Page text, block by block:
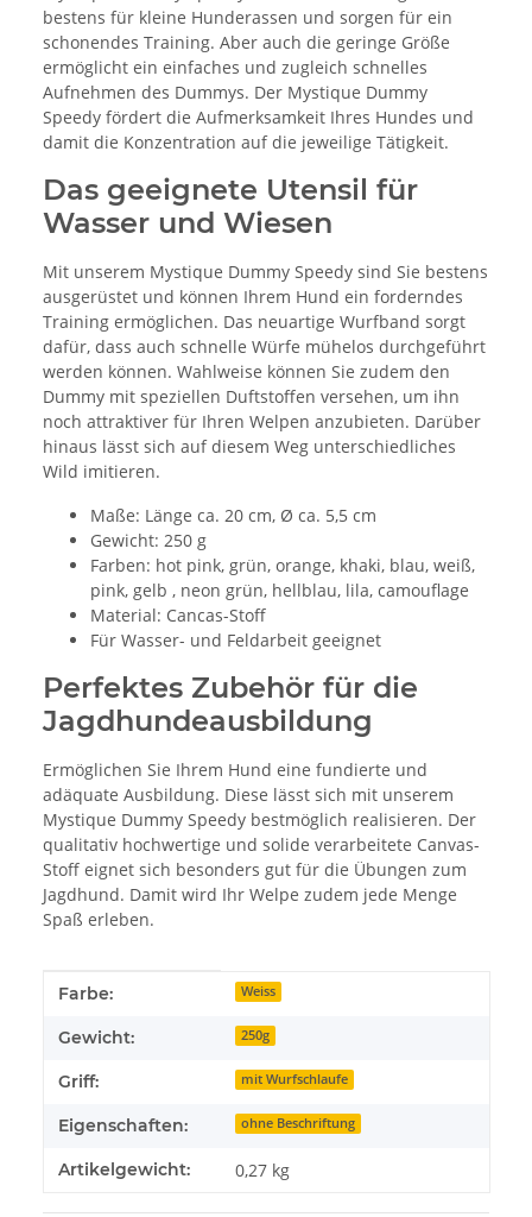
bestens für kleine Hunderassen und sorgen für ein
schonendes Training. Aber auch die geringe Größe
ermöglicht ein einfaches und zugleich schnelles
Aufnehmen des Dummys. Der Mystique Dummy
Speedy fördert die Aufmerksamkeit Ihres Hundes und
damit die Konzentration auf die jeweilige Tätigkeit.
Das geeignete Utensil für
Wasser und Wiesen
Mit unserem Mystique Dummy Speedy sind Sie bestens
ausgerüstet und können Ihrem Hund ein forderndes
Training ermöglichen. Das neuartige Wurfband sorgt
dafür, dass auch schnelle Würfe mühelos durchgeführt
werden können. Wahlweise können Sie zudem den
Dummy mit speziellen Duftstoffen versehen, um ihn
noch attraktiver für Ihren Welpen anzubieten. Darüber
hinaus lässt sich auf diesem Weg unterschiedliches
Wild imitieren.
Maße: Länge ca. 20 cm, Ø ca. 5,5 cm
Gewicht: 250 g
Farben: hot pink, grün, orange, khaki, blau, weiß,
pink, gelb , neon grün, hellblau, lila, camouflage
Material: Cancas-Stoff
Für Wasser- und Feldarbeit geeignet
Perfektes Zubehör für die
Jagdhundeausbildung
Ermöglichen Sie Ihrem Hund eine fundierte und
adäquate Ausbildung. Diese lässt sich mit unserem
Mystique Dummy Speedy bestmöglich realisieren. Der
qualitativ hochwertige und solide verarbeitete Canvas-
Stoff eignet sich besonders gut für die Übungen zum
Jagdhund. Damit wird Ihr Welpe zudem jede Menge
Spaß erleben.
Produkteigenschaft
Wert
Farbe: Weiss
Gewicht: 250g
Griff: mit Wurfschlaufe
Eigenschaften: ohne Beschriftung
Artikelgewicht: 0,27 kg